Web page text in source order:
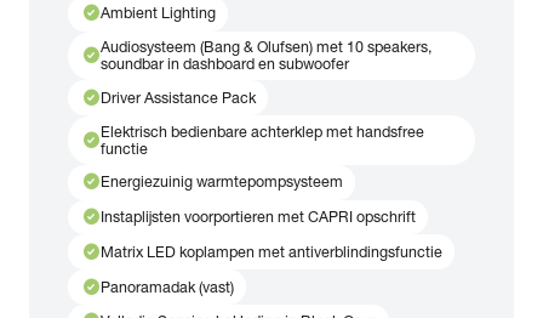
check_circleAmbient Lighting
check_circleAudiosysteem (Bang & Olufsen) met 10 speakers,
soundbar in dashboard en subwoofer
check_circleDriver Assistance Pack
check_circleElektrisch bedienbare achterklep met handsfree
functie
check_circleEnergiezuinig warmtepompsysteem
check_circleInstaplijsten voorportieren met CAPRI opschrift
check_circleMatrix LED koplampen met antiverblindingsfunctie
check_circlePanoramadak (vast)